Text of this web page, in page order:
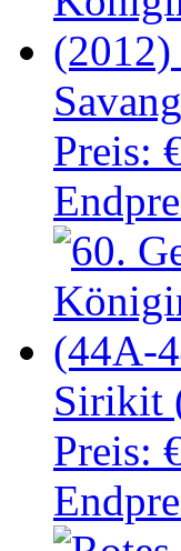
Preis:
Sirikit
Preis: